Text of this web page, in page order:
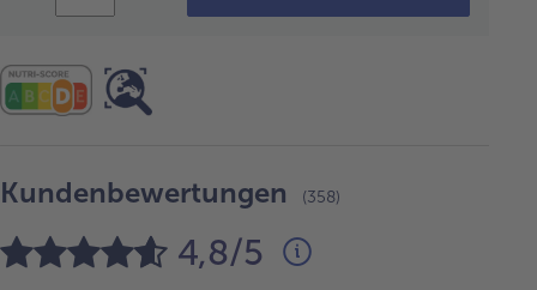
Kundenbewertungen (358)
4,8/5